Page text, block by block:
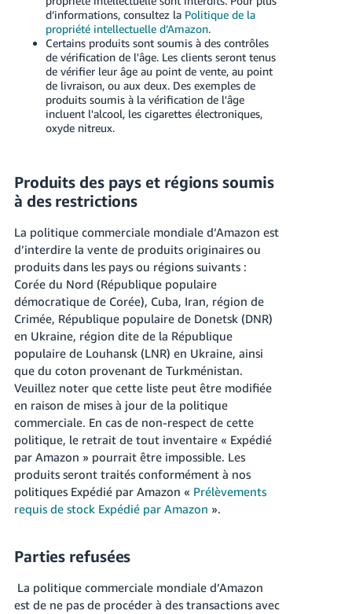
d’informations, consultez la Politique de la
propriété intellectuelle d’Amazon.
Certains produits sont soumis à des contrôles
de vérification de l'âge. Les clients seront tenus
de vérifier leur âge au point de vente, au point
de livraison, ou aux deux. Des exemples de
produits soumis à la vérification de l'âge
incluent l'alcool, les cigarettes électroniques,
oxyde nitreux.
Produits des pays et régions soumis
à des restrictions
La politique commerciale mondiale d’Amazon est
d’interdire la vente de produits originaires ou
produits dans les pays ou régions suivants :
Corée du Nord (République populaire
démocratique de Corée), Cuba, Iran, région de
Crimée, République populaire de Donetsk (DNR)
en Ukraine, région dite de la République
populaire de Louhansk (LNR) en Ukraine, ainsi
que du coton provenant de Turkménistan.
Veuillez noter que cette liste peut être modifiée
en raison de mises à jour de la politique
commerciale. En cas de non-respect de cette
politique, le retrait de tout inventaire « Expédié
par Amazon » pourrait être impossible. Les
produits seront traités conformément à nos
politiques Expédié par Amazon « Prélèvements
requis de stock Expédié par Amazon ».
Parties refusées
La politique commerciale mondiale d’Amazon
est de ne pas de procéder à des transactions avec